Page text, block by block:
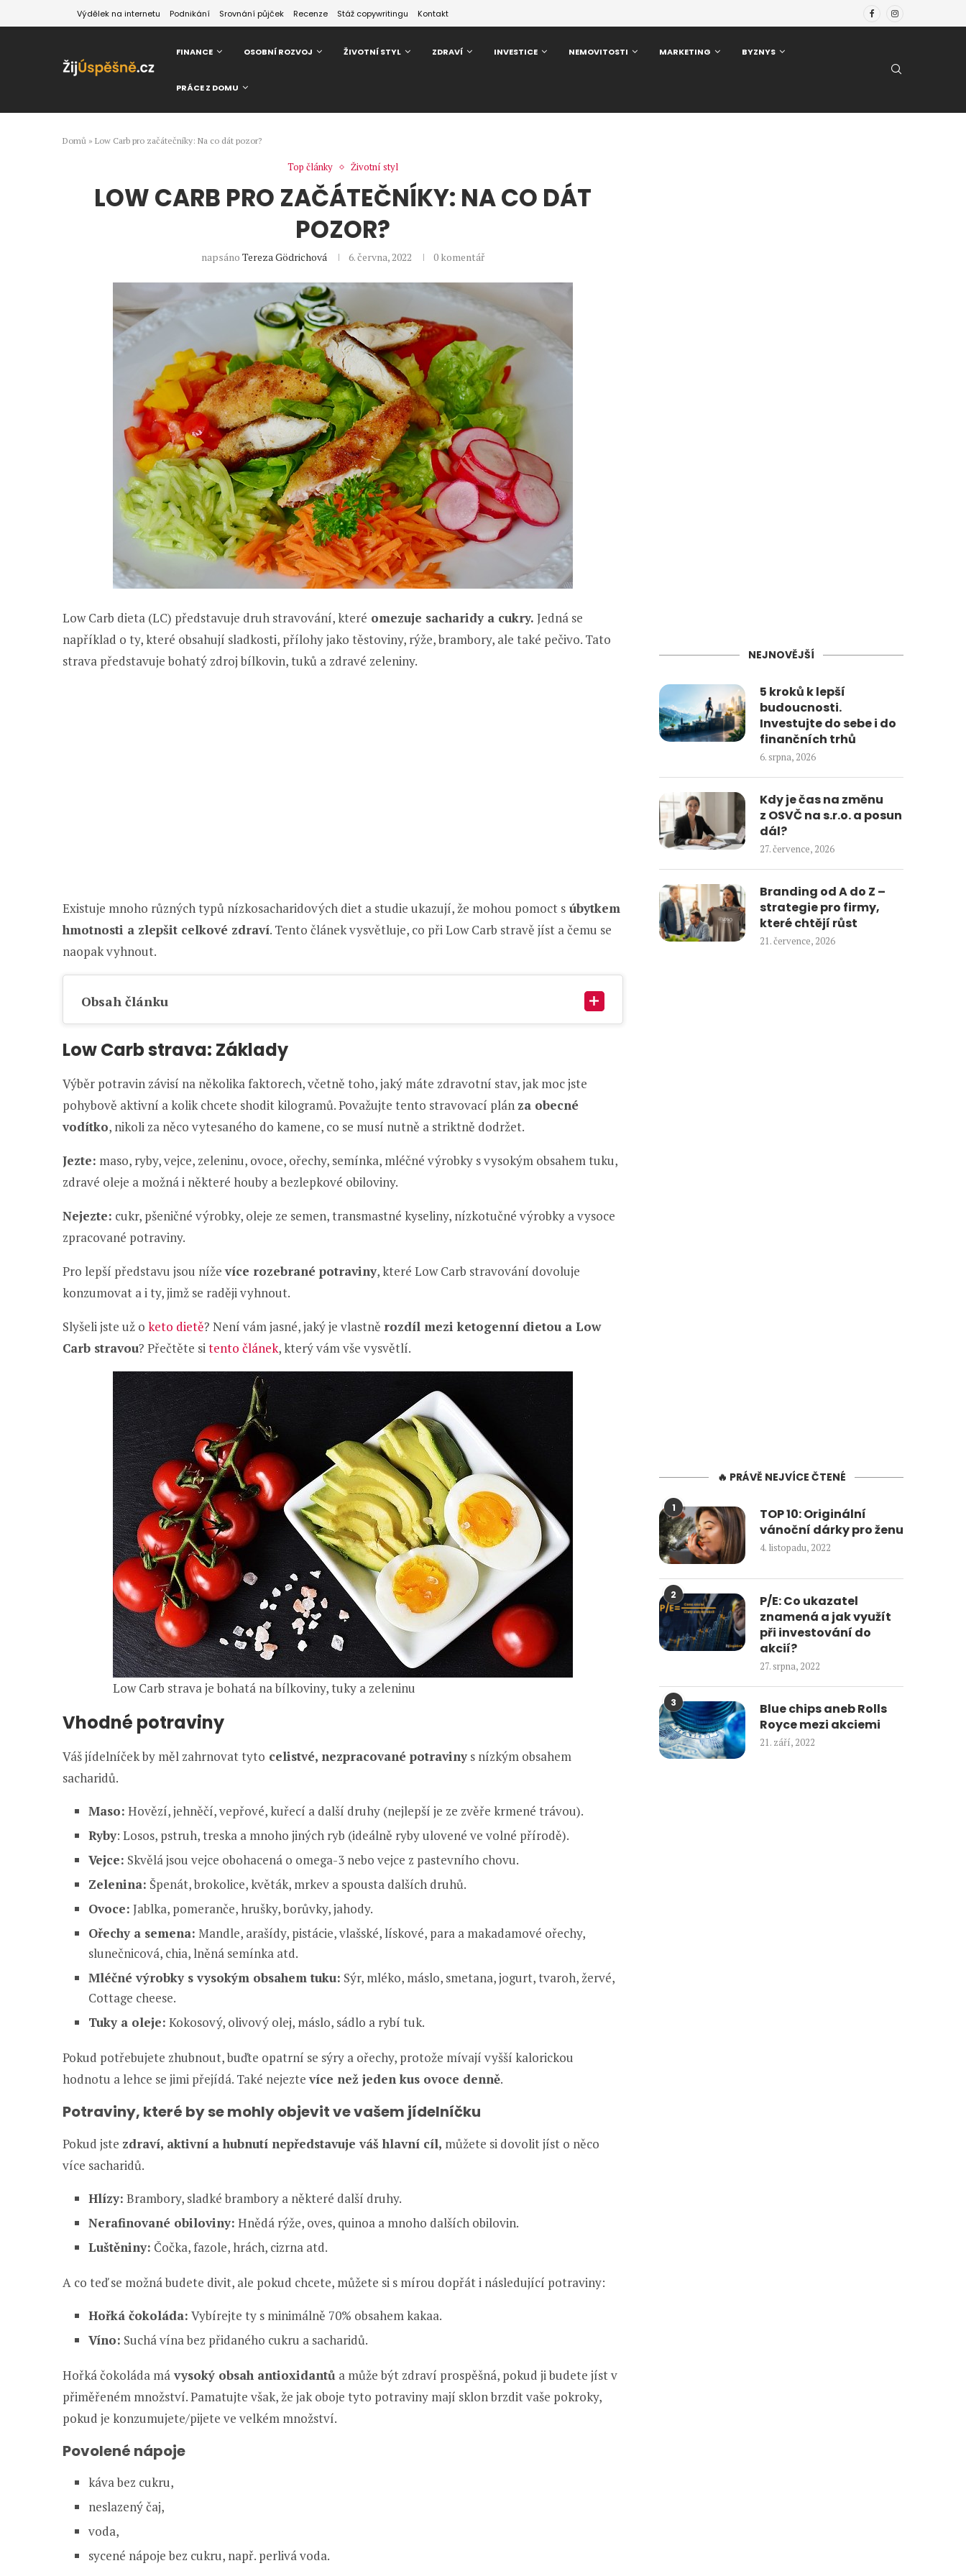
Výdělek na internetu Podnikání Srovnání půjček Recenze Stáž copywritingu Kontakt
FINANCE OSOBNÍ ROZVOJ ŽIVOTNÍ STYL ZDRAVÍ INVESTICE NEMOVITOSTI MARKETING BYZNYS
PRÁCE Z DOMU
Domů » Low Carb pro začátečníky: Na co dát pozor?
Top články Životní styl
LOW CARB PRO ZAČÁTEČNÍKY: NA CO DÁT
POZOR?
napsáno Tereza Gödrichová 6. června, 2022 0 komentář
Low Carb dieta (LC) představuje druh stravování, které omezuje sacharidy a cukry. Jedná se
například o ty, které obsahují sladkosti, přílohy jako těstoviny, rýže, brambory, ale také pečivo. Tato
strava představuje bohatý zdroj bílkovin, tuků a zdravé zeleniny.
Existuje mnoho různých typů nízkosacharidových diet a studie ukazují, že mohou pomoct s úbytkem
hmotnosti a zlepšit celkové zdraví. Tento článek vysvětluje, co při Low Carb stravě jíst a čemu se
naopak vyhnout.
Obsah článku
Low Carb strava: Základy
Výběr potravin závisí na několika faktorech, včetně toho, jaký máte zdravotní stav, jak moc jste
pohybově aktivní a kolik chcete shodit kilogramů. Považujte tento stravovací plán za obecné
vodítko, nikoli za něco vytesaného do kamene, co se musí nutně a striktně dodržet.
Jezte: maso, ryby, vejce, zeleninu, ovoce, ořechy, semínka, mléčné výrobky s vysokým obsahem tuku,
zdravé oleje a možná i některé houby a bezlepkové obiloviny.
Nejezte: cukr, pšeničné výrobky, oleje ze semen, transmastné kyseliny, nízkotučné výrobky a vysoce
zpracované potraviny.
Pro lepší představu jsou níže více rozebrané potraviny, které Low Carb stravování dovoluje
konzumovat a i ty, jimž se raději vyhnout.
Slyšeli jste už o keto dietě? Není vám jasné, jaký je vlastně rozdíl mezi ketogenní dietou a Low
Carb stravou? Přečtěte sitento článek, který vám vše vysvětlí.
Low Carb strava je bohatá na bílkoviny, tuky a zeleninu
Vhodné potraviny
Váš jídelníček by měl zahrnovat tyto celistvé, nezpracované potravinys nízkým obsahem
sacharidů.
Maso: Hovězí, jehněčí, vepřové, kuřecí a další druhy (nejlepší je ze zvěře krmené trávou).
Ryby: Losos, pstruh, treska a mnoho jiných ryb (ideálně ryby ulovené ve volné přírodě).
Vejce: Skvělá jsou vejce obohacená o omega-3 nebo vejce z pastevního chovu.
Zelenina: Špenát, brokolice, květák, mrkev a spousta dalších druhů.
Ovoce: Jablka, pomeranče, hrušky, borůvky, jahody.
Ořechy a semena: Mandle, arašídy, pistácie, vlašské, lískové, para a makadamové ořechy,
slunečnicová, chia, lněná semínka atd.
Mléčné výrobky s vysokým obsahem tuku: Sýr, mléko, máslo, smetana, jogurt, tvaroh, žervé,
Cottage cheese.
Tuky a oleje: Kokosový, olivový olej, máslo, sádlo a rybí tuk.
Pokud potřebujete zhubnout, buďte opatrní se sýry a ořechy, protože mívají vyšší kalorickou
hodnotu a lehce se jimi přejídá. Také nejezte více než jeden kus ovoce denně.
Potraviny, které by se mohly objevit ve vašem jídelníčku
Pokud jste zdraví, aktivní a hubnutí nepředstavuje váš hlavní cíl, můžete si dovolit jíst o něco
více sacharidů.
Hlízy: Brambory, sladké brambory a některé další druhy.
Nerafinované obiloviny: Hnědá rýže, oves, quinoa a mnoho dalších obilovin.
Luštěniny: Čočka, fazole, hrách, cizrna atd.
A co teď se možná budete divit, ale pokud chcete, můžete si s mírou dopřát i následující potraviny:
Hořká čokoláda: Vybírejte ty s minimálně 70% obsahem kakaa.
Víno: Suchá vína bez přidaného cukru a sacharidů.
Hořká čokoláda má vysoký obsah antioxidantů a může být zdraví prospěšná, pokud ji budete jíst v
přiměřeném množství. Pamatujte však, že jak oboje tyto potraviny mají sklon brzdit vaše pokroky,
pokud je konzumujete/pijete ve velkém množství.
Povolené nápoje
káva bez cukru,
neslazený čaj,
voda,
sycené nápoje bez cukru, např. perlivá voda.
NEJNOVĚJŠÍ
5 kroků k lepší
budoucnosti.
Investujte do sebe i do
finančních trhů
6. srpna, 2026
Kdy je čas na změnu
z OSVČ na s.r.o. a posun
dál?
27. července, 2026
Branding od A do Z –
strategie pro firmy,
které chtějí růst
21. července, 2026
🔥 PRÁVĚ NEJVÍCE ČTENÉ
1
TOP 10: Originální
vánoční dárky pro ženu
4. listopadu, 2022
2
P/E: Co ukazatel
znamená a jak využít
při investování do
akcií?
27. srpna, 2022
3
Blue chips aneb Rolls
Royce mezi akciemi
21. září, 2022